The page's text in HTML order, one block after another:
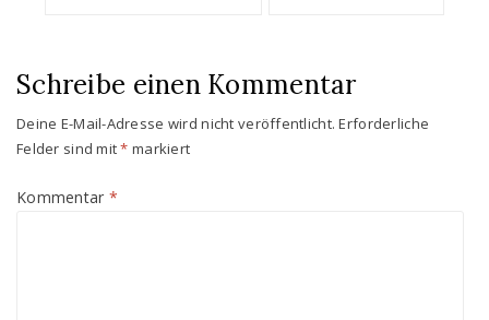
Schreibe einen Kommentar
Deine E-Mail-Adresse wird nicht veröffentlicht. Erforderliche
Felder sind mit* markiert
Kommentar *